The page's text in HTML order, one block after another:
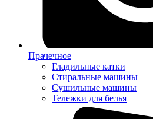
Прачечное
Гладильные катки
Стиральные машины
Сушильные машины
Тележки для белья